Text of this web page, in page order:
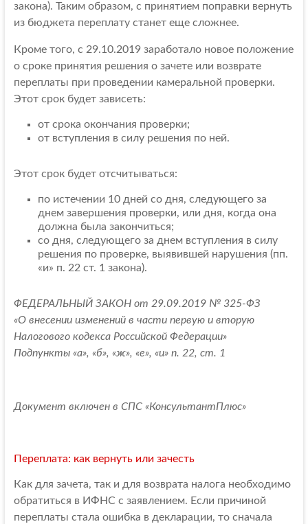
закона). Таким образом, с принятием поправки вернуть
из бюджета переплату станет еще сложнее.
Кроме того, с 29.10.2019 заработало новое положение
о сроке принятия решения о зачете или возврате
переплаты при проведении камеральной проверки.
Этот срок будет зависеть:
от срока окончания проверки;
от вступления в силу решения по ней.
Этот срок будет отсчитываться:
по истечении 10 дней со дня, следующего за
днем завершения проверки, или дня, когда она
должна была закончиться;
со дня, следующего за днем вступления в силу
решения по проверке, выявившей нарушения (пп.
«и» п. 22 ст. 1 закона).
ФЕДЕРАЛЬНЫЙ ЗАКОН от 29.09.2019 № 325-ФЗ
«О внесении изменений в части первую и вторую
Налогового кодекса Российской Федерации»
Подпункты «а», «б», «ж», «е», «и» п. 22, ст. 1
Документ включен в СПС «КонсультантПлюс»
Переплата: как вернуть или зачесть
Как для зачета, так и для возврата налога необходимо
обратиться в ИФНС с заявлением. Если причиной
переплаты стала ошибка в декларации, то сначала